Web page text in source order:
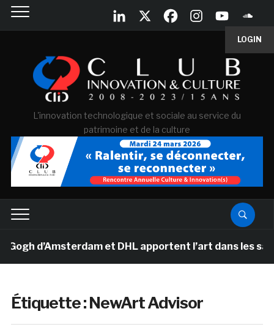
LOGIN
L'innovation technologique et sociale au service du
patrimoine et de la culture
d’Amsterdam et DHL apportent l’art dans les
Étiquette :NewArt Advisor